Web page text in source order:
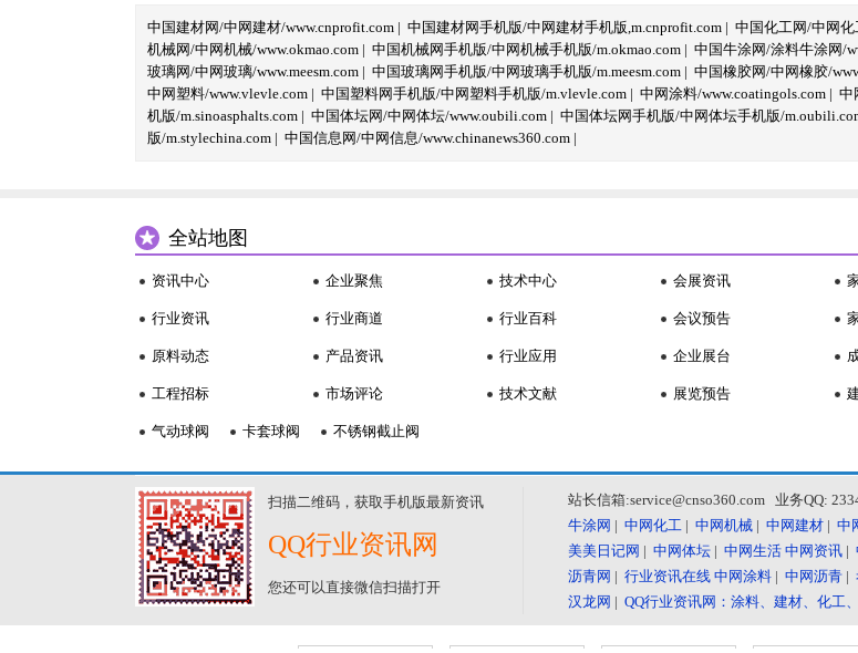
中国建材网/中网建材/www.cnprofit.com | 中国建材网手机版/中网建材手机版,m.cnprofit.com | 中国化工网/中网化
机械网/中网机械/www.okmao.com | 中国机械网手机版/中网机械手机版/m.okmao.com | 中国牛涂网/涂料牛涂网/
玻璃网/中网玻璃/www.meesm.com | 中国玻璃网手机版/中网玻璃手机版/m.meesm.com | 中国橡胶网/中网橡胶/
中网塑料/www.vlevle.com | 中国塑料网手机版/中网塑料手机版/m.vlevle.com | 中网涂料/www.coatingols.com | 中
机版/m.sinoasphalts.com | 中国体坛网/中网体坛/www.oubili.com | 中国体坛网手机版/中网体坛手机版/
版/m.stylechina.com | 中国信息网/中网信息/www.chinanews360.com |
全站地图
资讯中心
行业资讯
原料动态
工程招标
企业聚焦
行业商道
产品资讯
市场评论
技术中心
行业百科
行业应用
技术文献
会展资讯
会议预告
企业展台
展览预告
气动球阀 卡套球阀 不锈钢截止阀
扫描二维码，获取手机版最新资讯
QQ行业资讯网
您还可以直接微信扫描打开
站长信箱:service@cnso360.com 业务QQ:
牛涂网 | 中网化工 | 中网机械 | 中网建材 | 中
美美日记网 | 中网体坛 | 中网生活 中网资讯 |
沥青网 | 行业资讯在线 中网涂料 | 中网沥青 |
汉龙网 | QQ行业资讯网：涂料、建材、化工